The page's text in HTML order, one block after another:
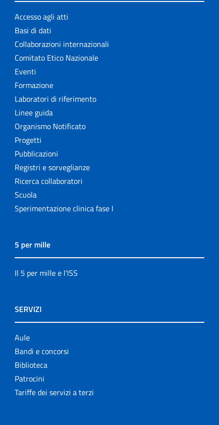
Accesso agli atti
Basi di dati
Collaborazioni internazionali
Comitato Etico Nazionale
Eventi
Formazione
Laboratori di riferimento
Linee guida
Organismo Notificato
Progetti
Pubblicazioni
Registri e sorveglianze
Ricerca collaboratori
Scuola
Sperimentazione clinica fase I
5 per mille
Il 5 per mille e l'ISS
SERVIZI
Aule
Bandi e concorsi
Biblioteca
Patrocini
Tariffe dei servizi a terzi